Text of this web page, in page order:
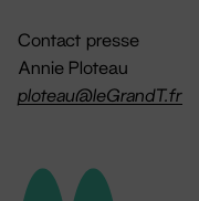
Contact presse
Annie Ploteau
ploteau@leGrandT.fr